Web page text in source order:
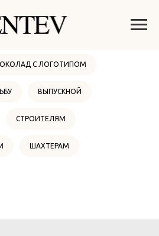
НОВЫЙ ГОД 2026
С ЛОГОТИПОМ
ВЫПУСКНОЙ
СТРОИТЕЛЯМ
ШАХТЕРАМ